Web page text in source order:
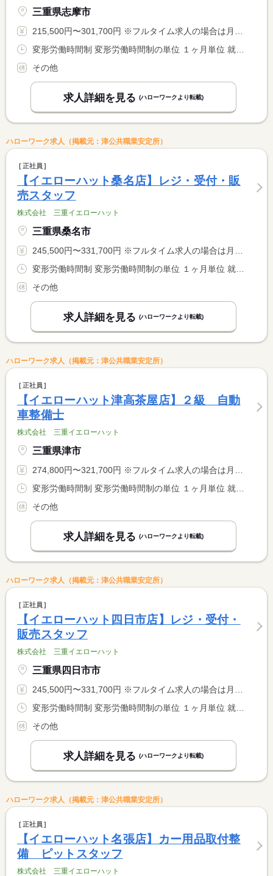
三重県志摩市
215,500円〜301,700円 ※フルタイム求人の場合は月額（換算額）、パート求人の場合は時間額を表示しています。
その他
求人詳細を見る (ハローワークより転載)
ハローワーク求人（掲載元：津公共職業安定所）
正社員
【イエローハット桑名店】レジ・受付・販
売スタッフ
株式会社 三重イエローハット
三重県桑名市
245,500円〜331,700円 ※フルタイム求人の場合は月額（換算額）、パート求人の場合は時間額を表示しています。
その他
求人詳細を見る (ハローワークより転載)
ハローワーク求人（掲載元：津公共職業安定所）
正社員
【イエローハット津高茶屋店】２級 自動
車整備士
株式会社 三重イエローハット
三重県津市
274,800円〜321,700円 ※フルタイム求人の場合は月額（換算額）、パート求人の場合は時間額を表示しています。
その他
求人詳細を見る (ハローワークより転載)
ハローワーク求人（掲載元：津公共職業安定所）
正社員
【イエローハット四日市店】レジ・受付・
販売スタッフ
株式会社 三重イエローハット
三重県四日市市
245,500円〜331,700円 ※フルタイム求人の場合は月額（換算額）、パート求人の場合は時間額を表示しています。
その他
求人詳細を見る (ハローワークより転載)
ハローワーク求人（掲載元：津公共職業安定所）
正社員
【イエローハット名張店】カー用品取付整
備 ピットスタッフ
株式会社 三重イエローハット